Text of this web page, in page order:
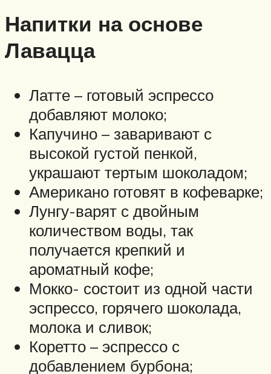
Напитки на основе
Лавацца
Латте – готовый эспрессо
добавляют молоко;
Капучино – заваривают с
высокой густой пенкой,
украшают тертым шоколадом;
Американо готовят в кофеварке;
Лунгу-варят с двойным
количеством воды, так
получается крепкий и
ароматный кофе;
Мокко- состоит из одной части
эспрессо, горячего шоколада,
молока и сливок;
Коретто – эспрессо с
добавлением бурбона;